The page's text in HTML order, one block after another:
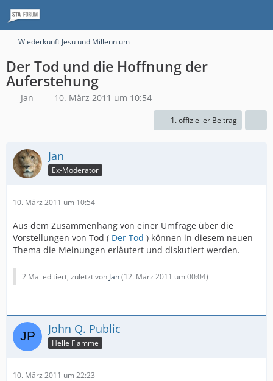
Wiederkunft Jesu und Millennium
Der Tod und die Hoffnung der
Auferstehung
Jan 10. März 2011 um 10:54
1. offizieller Beitrag
Jan
Ex-Moderator
10. März 2011 um 10:54
Aus dem Zusammenhang von einer Umfrage über die
Vorstellungen von Tod ( Der Tod ) können in diesem neuen
Thema die Meinungen erläutert und diskutiert werden.
2 Mal editiert, zuletzt von Jan(12. März 2011 um 00:04)
John Q. Public
Helle Flamme
10. März 2011 um 22:23